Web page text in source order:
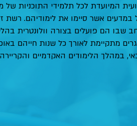
המיועדת לכל תלמידי התוכניות של
במדעים אשר סיימו את לימודיהם. רשת
שבו הם פועלים בצורה וולונטרית
מתקיימת לאורך כל שנות חייהם
במהלך הלימודים האקדמיים